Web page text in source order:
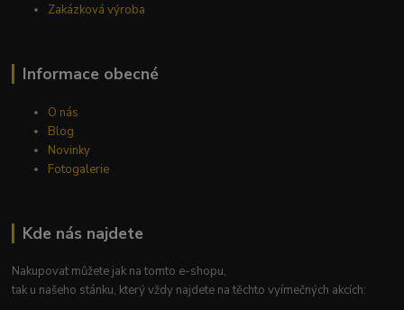
Zakázková výroba
Informace obecné
O nás
Blog
Novinky
Fotogalerie
Kde nás najdete
Nakupovat můžete jak na tomto e-shopu,
tak u našeho stánku, který vždy najdete na těchto vyímečných akcích: